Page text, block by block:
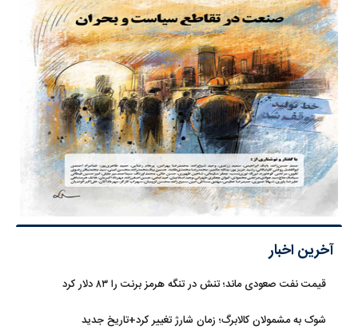
آخرین اخبار
قیمت نفت صعودی ماند؛ تنش در تنگه هرمز برنت را ۸۳ دلار کرد
شوک به مشمولان کالابرگ؛ زمان شارژ تغییر کرد+تاریخ جدید